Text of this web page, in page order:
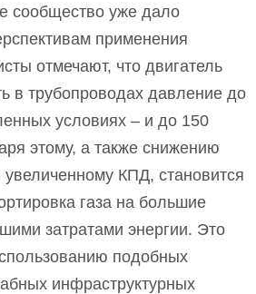
сообщество уже дало
применения
отмечают, что двигатель
в трубопроводах давление до
условиях – и до 150
этому, а также снижению
КПД, становится
газа на большие
затратами энергии. Это
подобных
инфраструктурных